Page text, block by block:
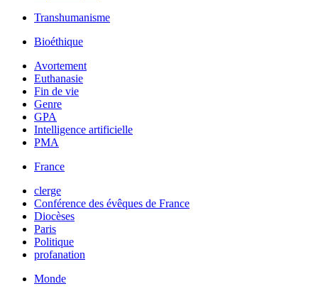
Transhumanisme
Bioéthique
Avortement
Euthanasie
Fin de vie
Genre
GPA
Intelligence artificielle
PMA
France
clerge
Conférence des évêques de France
Diocèses
Paris
Politique
profanation
Monde